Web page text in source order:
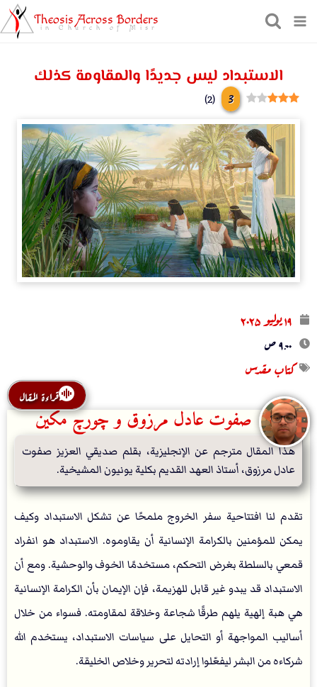
Theosis Across Borders
in Church of Misr
الاستبداد ليس جديدًا والمقاومة كذلك
3
(
2
)
۱۹ يوليو ۲۰۲۵
۹:۰۰ ص
كتاب مقدس
قراءة المقال
صفوت عادل مرزوق و چورچ مكين
عادل مرزوق، أستاذ العهد القديم بكلية يونيون المشيخية.
تقدم لنا افتتاحية سفر الخروج ملمحًا عن تشكل الاستبداد وكيف
يمكن للمؤمنين بالكرامة الإنسانية أن يقاوموه. الاستبداد هو انفراد
قمعي بالسلطة بغرض التحكم، مستخدمًا الخوف والوحشية. ومع أن
الاستبداد قد يبدو غير قابل للهزيمة، فإن الإيمان بأن الكرامة الإنسانية
هي هبة إلهية يلهم طرقًا شجاعة وخلاقة لمقاومته. فسواء من خلال
أساليب المواجهة أو التحايل على سياسات الاستبداد، يستخدم الله
شركاءه من البشر ليفعّلوا إرادته لتحرير وخلاص الخليقة.